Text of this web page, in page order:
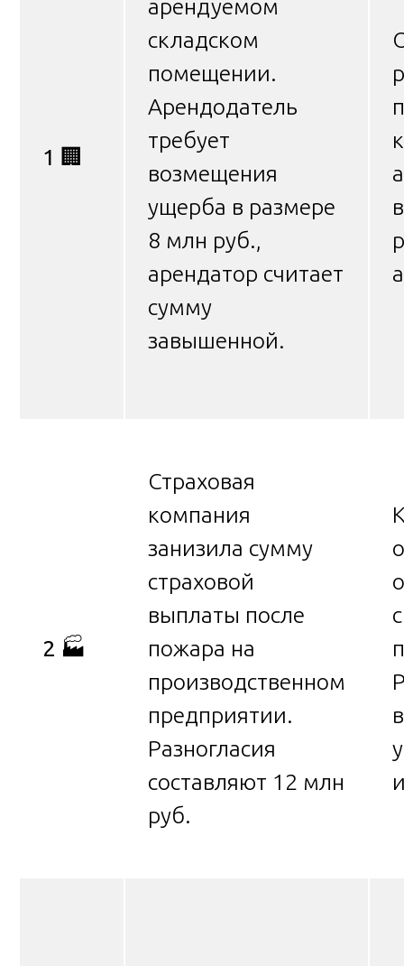
1 🏢
арендуемом
складском
помещении.
Арендодатель
требует
возмещения
ущерба в размере
8 млн руб.,
арендатор считает
сумму
завышенной.
2 🏭
Страховая
компания
занизила сумму
страховой
выплаты после
пожара на
производственном
предприятии.
Разногласия
составляют 12 млн
руб.